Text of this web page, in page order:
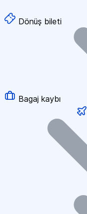
Dönüş bileti
Bagaj kaybı